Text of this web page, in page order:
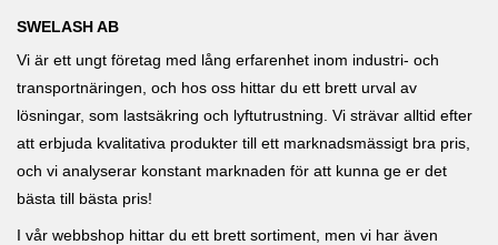
SWELASH AB
Vi är ett ungt företag med lång erfarenhet inom industri- och
transportnäringen, och hos oss hittar du ett brett urval av
lösningar, som lastsäkring och lyftutrustning. Vi strävar alltid efter
att erbjuda kvalitativa produkter till ett marknadsmässigt bra pris,
och vi analyserar konstant marknaden för att kunna ge er det
bästa till bästa pris!
I vår webbshop hittar du ett brett sortiment, men vi har även